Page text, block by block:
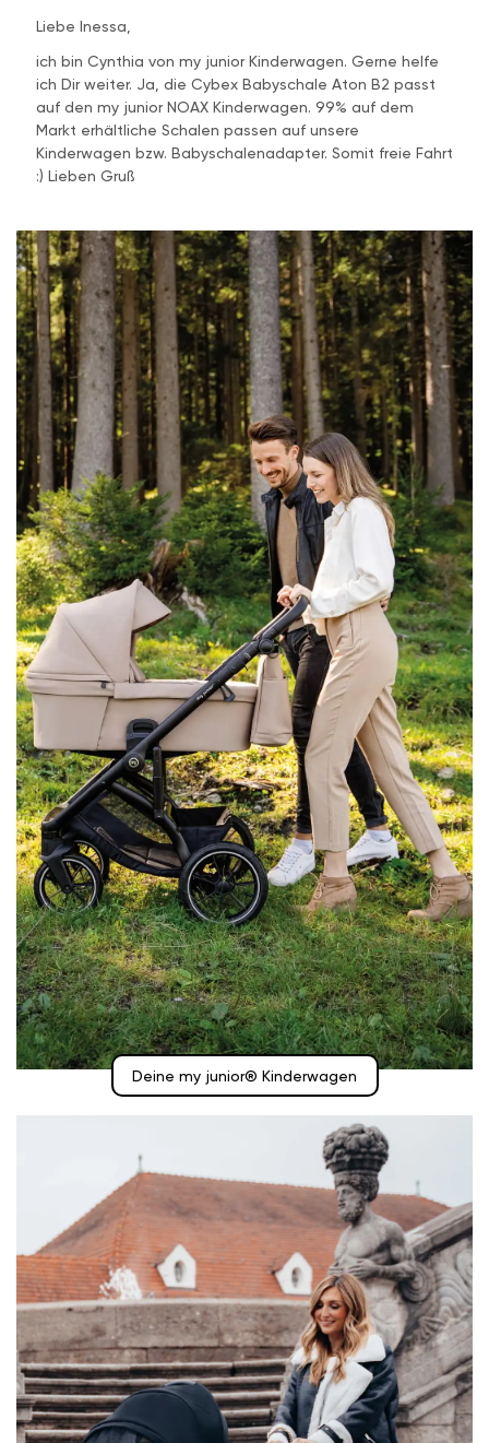
Liebe Inessa,
ich bin Cynthia von my junior Kinderwagen. Gerne helfe
ich Dir weiter. Ja, die Cybex Babyschale Aton B2 passt
auf den my junior NOAX Kinderwagen. 99% auf dem
Markt erhältliche Schalen passen auf unsere
Kinderwagen bzw. Babyschalenadapter. Somit freie Fahrt
:) Lieben Gruß
Deine my junior® Kinderwagen